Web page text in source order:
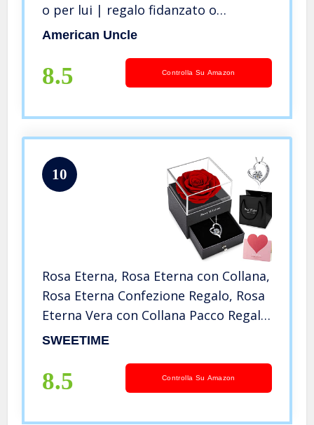
o per lui | regalo fidanzato o
fidanzata, ragazzo o ragazza | regalo
caramelle gommose da 1kg
American Uncle
8.5 Controlla Su Amazon
10
Rosa Eterna, Rosa Eterna con Collana,
Rosa Eterna Confezione Regalo, Rosa
Eterna Vera con Collana Pacco Regalo
per Moglie, Nonna, Mamma, San
Anniversario per lei
SWEETIME
8.5 Controlla Su Amazon